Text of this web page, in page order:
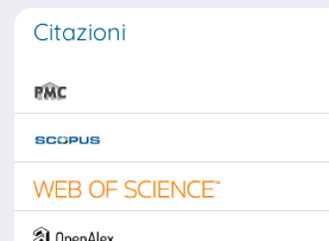
Citazioni